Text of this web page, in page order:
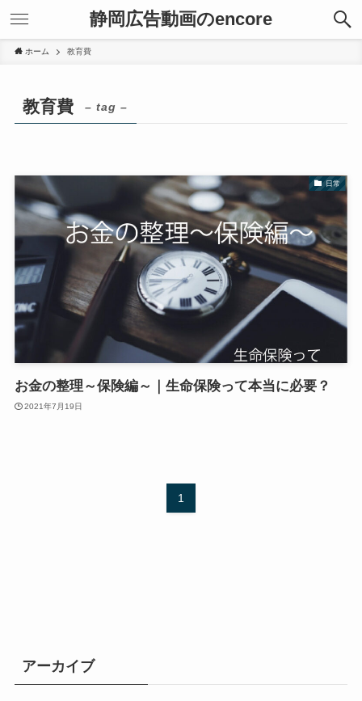
静岡広告動画のencore
ホーム 教育費
教育費 – tag –
日常
お金の整理～保険編～｜生命保険って本当に必要？
2021年7月19日
1
アーカイブ